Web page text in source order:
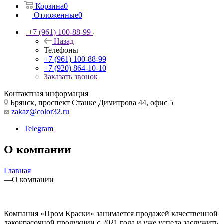
Корзина0
Отложенные0
+7 (961) 100-88-99
Назад
Телефоны
+7 (961) 100-88-99
+7 (920) 864-10-10
Заказать звонок
Контактная информация
Брянск, проспект Станке Димитрова 44, офис 5
zakaz@color32.ru
Telegram
О компании
Главная
—О компании
Компания «Пром Краски» занимается продажей качественной
лакокрасочной продукции с 2021 года и уже успела заслужить